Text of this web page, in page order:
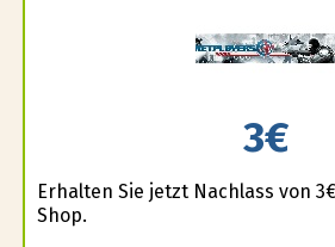
3€
Erhalten Sie jetzt Nachlass von
Shop.